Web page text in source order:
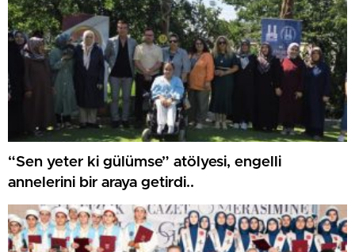
“Sen yeter ki gülümse” atölyesi, engelli
annelerini bir araya getirdi..